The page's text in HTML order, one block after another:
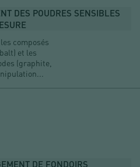
DES POUDRES SENSIBLES
composés
et les
(graphite,
DE FONDOIRS